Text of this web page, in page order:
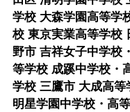
学校 大森学園高等学
校 東京実業高等学校
野市 吉祥女子中学校
等学校 成蹊中学校・
学校 三鷹市 大成高
明星学園中学校・高